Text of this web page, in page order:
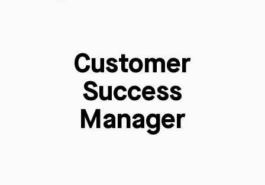
Customer
Success
Manager